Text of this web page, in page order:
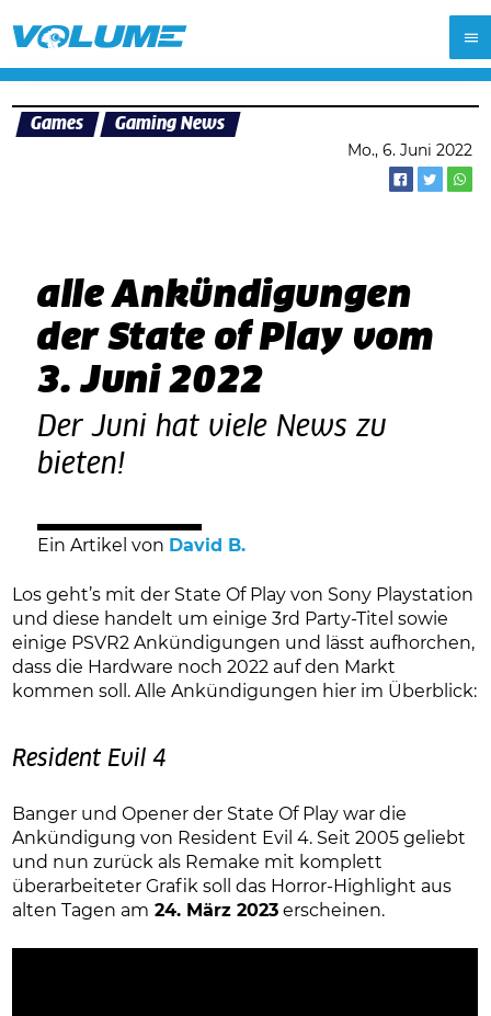
Games Gaming News
Mo., 6. Juni 2022
alle Ankündigungen
der State of Play vom
3. Juni 2022
Der Juni hat viele News zu
bieten!
Ein Artikel von David B.
Los geht’s mit der State Of Play von Sony Playstation
und diese handelt um einige 3rd Party-Titel sowie
einige PSVR2 Ankündigungen und lässt aufhorchen,
dass die Hardware noch 2022 auf den Markt
kommen soll. Alle Ankündigungen hier im Überblick:
Resident Evil 4
Banger und Opener der State Of Play war die
Ankündigung von Resident Evil 4. Seit 2005 geliebt
und nun zurück als Remake mit komplett
überarbeiteter Grafik soll das Horror-Highlight aus
alten Tagen am 24. März 2023 erscheinen.